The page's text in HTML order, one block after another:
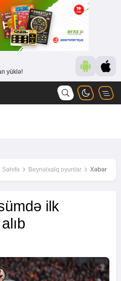
yüklə!
Səhifə Beynəlxalq oyunlar Xəbər
ilk